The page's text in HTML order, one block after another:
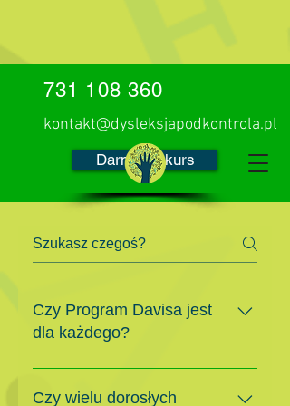
731 108 360
kontakt@dysleksjapodkontrola.pl
Darmowy kurs
Czy Program Davisa jest
dla każdego?
Program Korekcji Dysleksji
Davisa® ma 97-procentową
Czy wielu dorosłych